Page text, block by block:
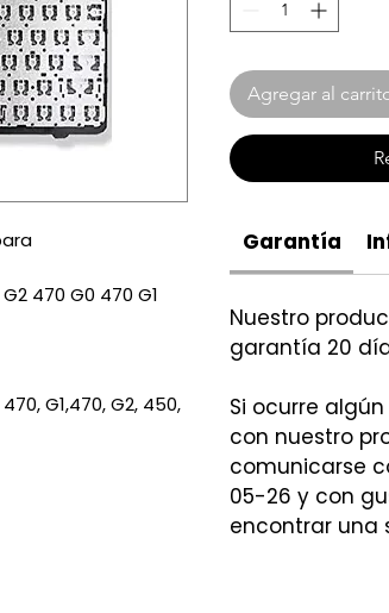
470 G0 470 G1
G1,470, G2, 450,
Agregar al
Garantía
Nuestro
garantía 20
Si ocurre
con nuestro
comunicarse
05-26 y con
encontrar una